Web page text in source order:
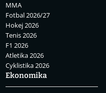
MMA
Fotbal 2026/27
Hokej 2026
Tenis 2026
F1 2026
Atletika 2026
Cyklistika 2026
Ekonomika